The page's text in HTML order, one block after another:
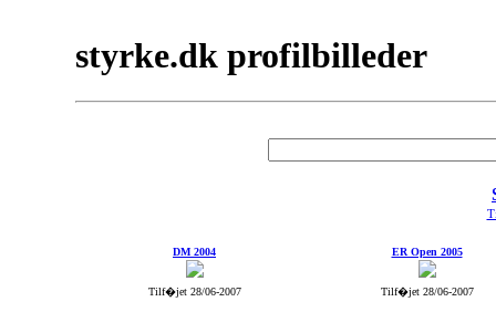
styrke.dk profilbilleder
DM 2004
Tilf�jet 28/06-2007
ER Open 2005
Tilf�jet 28/06-2007